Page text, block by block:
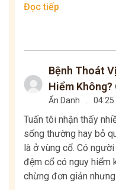
Đọc tiếp
Bệnh Thoát
Hiểm
Ẩn Danh
Tuấn tôi nhận thấy
sống thường hay bỏ
là ở vùng cổ. Có
đệm cổ có nguy hiểm
chừng đơn giản